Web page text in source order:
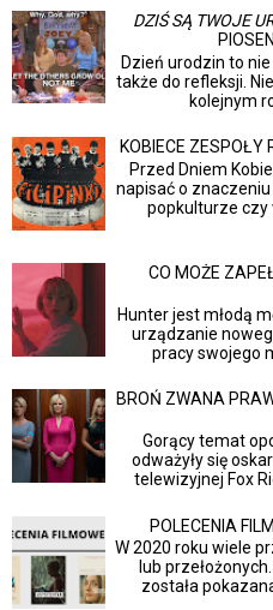
DZIŚ SĄ TWOJE
Dzień urodzin to
także do refleksji.
kolejnym
KOBIECE ZESPOŁY
Przed Dniem
napisać o
popkulturze czy
CO MOŻE
Hunter jest młodą
urządzanie
pracy swojego
BROŃ ZWANA
Gorący temat
odważyły się
telewizyjnej Fox
POLECENIA
W 2020 roku wiele
lub
została